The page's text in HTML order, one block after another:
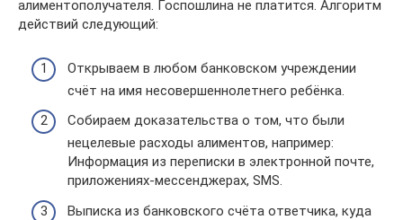
алиментополучателя. Госпошлина не платится. Алгоритм
действий следующий:
Открываем в любом банковском учреждении
счёт на имя несовершеннолетнего ребёнка.
Собираем доказательства о том, что были
нецелевые расходы алиментов, например:
Информация из переписки в электронной почте,
приложениях-мессенджерах, SMS.
Выписка из банковского счёта ответчика, куда